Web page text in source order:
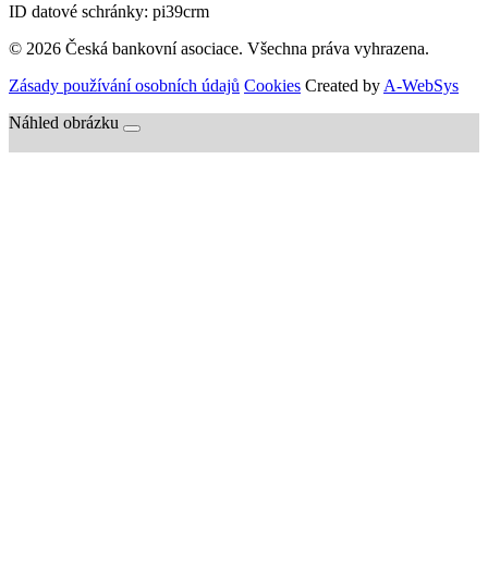
ID datové schránky: pi39crm
© 2026 Česká bankovní asociace. Všechna práva vyhrazena.
Zásady používání osobních údajů Cookies Created by A-WebSys
Náhled obrázku